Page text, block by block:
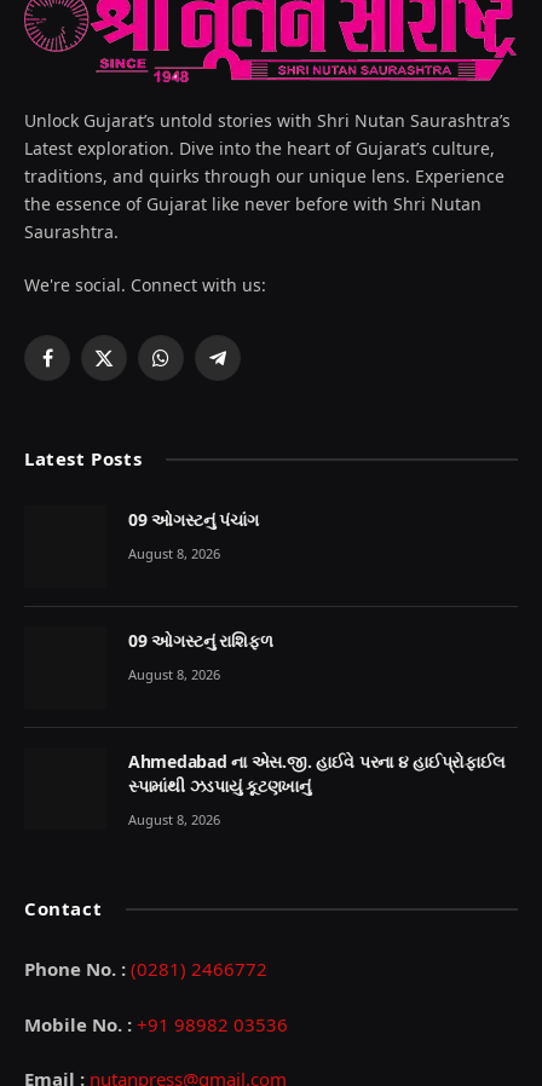
Unlock Gujarat’s untold stories with Shri Nutan Saurashtra’s
Latest exploration. Dive into the heart of Gujarat’s culture,
traditions, and quirks through our unique lens. Experience
the essence of Gujarat like never before with Shri Nutan
Saurashtra.
We're social. Connect with us:
Facebook
X
WhatsAppTelegram
Latest Posts
09 ઓગસ્ટનું પંચાંગ
August 8, 2026
09 ઓગસ્ટનું રાશિફળ
August 8, 2026
Ahmedabad ના એસ.જી. હાઈવે પરના ૪ હાઈપ્રોફાઈલ
સ્પામાંથી ઝડપાયું કૂટણખાનું
August 8, 2026
Contact
Phone No. : (0281) 2466772
Mobile No. : +91 98982 03536
Email : nutanpress@gmail.com